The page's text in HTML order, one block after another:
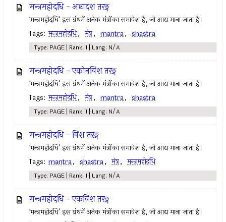
मन्त्रमहोदधि - अष्टादश तरङ्ग
`मन्त्रमहोदधि' इस ग्रंथमें अनेक मंत्रोंका समावेश है, जो आद्य माना जाता है।
Tags: मन्त्रमहोदधि, मंत्र, mantra, shastra
Type: PAGE | Rank: 1 | Lang: N/A
मन्त्रमहोदधि - एकोनविंश तरङ्ग
`मन्त्रमहोदधि' इस ग्रंथमें अनेक मंत्रोंका समावेश है, जो आद्य माना जाता है।
Tags: मन्त्रमहोदधि, मंत्र, mantra, shastra
Type: PAGE | Rank: 1 | Lang: N/A
मन्त्रमहोदधि - विंश तरङ्ग
`मन्त्रमहोदधि' इस ग्रंथमें अनेक मंत्रोंका समावेश है, जो आद्य माना जाता है।
Tags: mantra, shastra, मंत्र, मन्त्रमहोदधि
Type: PAGE | Rank: 1 | Lang: N/A
मन्त्रमहोदधि - एकविंश तरङ्ग
`मन्त्रमहोदधि' इस ग्रंथमें अनेक मंत्रोंका समावेश है, जो आद्य माना जाता है।